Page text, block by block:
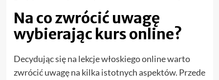
Na co zwrócić uwagę
wybierając kurs online?
Decydując się na lekcje włoskiego online warto
zwrócić uwagę na kilka istotnych aspektów. Przede